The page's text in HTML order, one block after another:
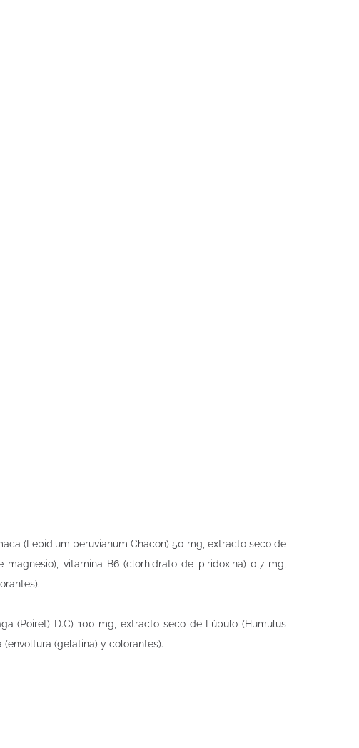
(Lepidium peruvianum Chacon) 50 mg, extracto seco de
vitamina B6 (clorhidrato de piridoxina) 0,7 mg,
(Poiret) D.C) 100 mg, extracto seco de Lúpulo (Humulus
(gelatina) y colorantes).